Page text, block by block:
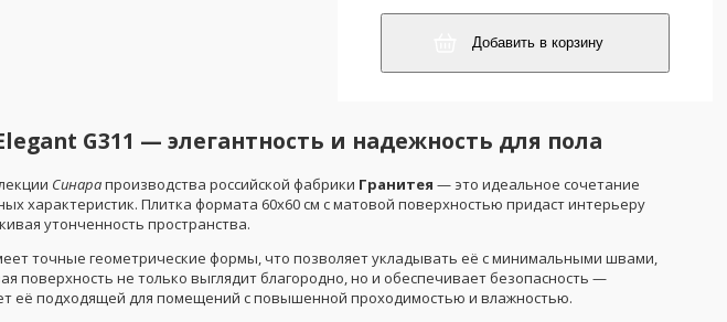
Добавить в корзину
G311 — элегантность и надежность для пола
Синарапроизводства российской фабрики Гранитея — это идеальное сочетание
характеристик. Плитка формата 60x60 см с матовой поверхностью придаст интерьеру
утонченность пространства.
точные геометрические формы, что позволяет укладывать её с минимальными швами,
поверхность не только выглядит благородно, но и обеспечивает безопасность —
её подходящей для помещений с повышенной проходимостью и влажностью.